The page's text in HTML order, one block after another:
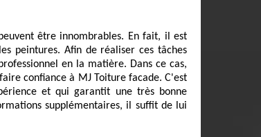
être innombrables. En fait, il est
peintures. Afin de réaliser ces tâches
en la matière. Dans ce cas,
confiance à MJ Toiture facade. C'est
et qui garantit une très bonne
supplémentaires, il suffit de lui